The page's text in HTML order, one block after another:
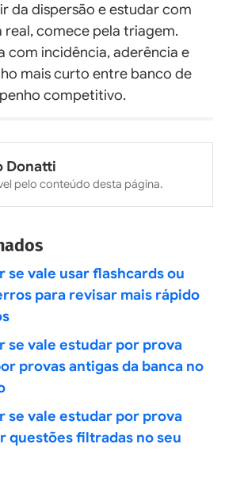
da dispersão e estudar com
comece pela triagem.
com incidência, aderência e
mais curto entre banco de
competitivo.
Donatti
pelo conteúdo desta página.
se vale usar flashcards ou
para revisar mais rápido
se vale estudar por prova
provas antigas da banca no
se vale estudar por prova
questões filtradas no seu